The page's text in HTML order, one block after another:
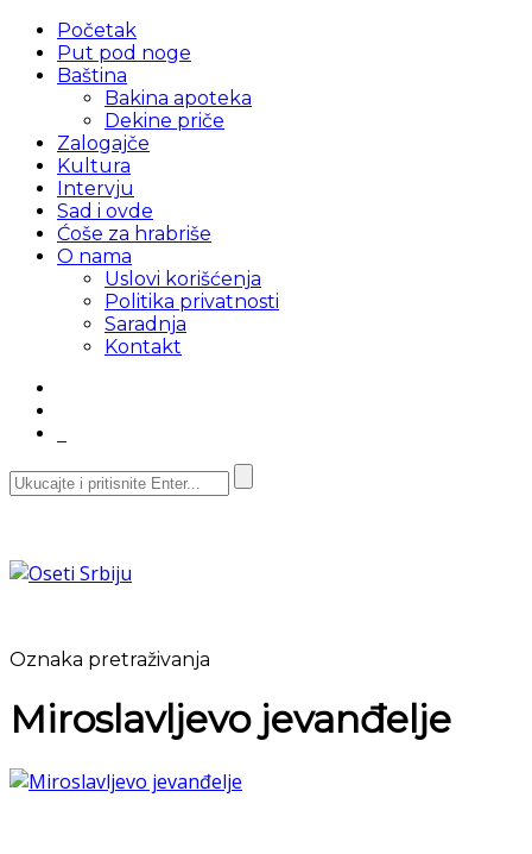
Početak
Put pod noge
Baština
Bakina apoteka
Dekine priče
Zalogajče
Kultura
Intervju
Sad i ovde
Ćoše za hrabriše
O nama
Uslovi korišćenja
Politika privatnosti
Saradnja
Kontakt
Oznaka pretraživanja
Miroslavljevo jevanđelje